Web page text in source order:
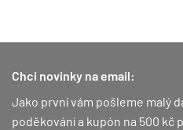
Chci novinky na email:
Jako první vám pošleme malý
poděkování a kupón na 500 kč